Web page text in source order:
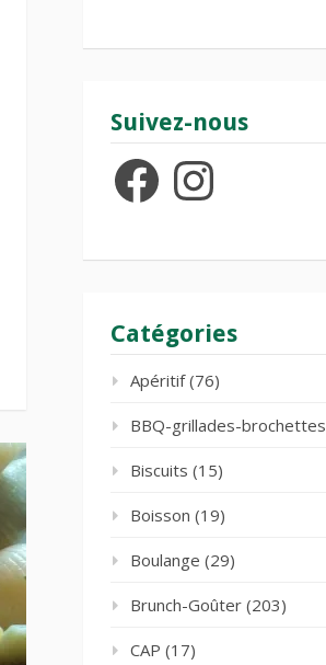
Suivez-nous
FacebookInstagram
Catégories
Apéritif(76)
BBQ-grillades-brochettes
Biscuits (15)
Boisson (19)
Boulange (29)
Brunch-Goûter (203)
CAP (17)